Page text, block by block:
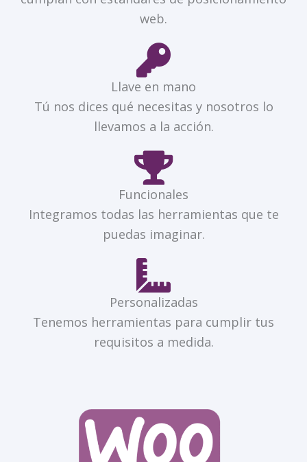
web.
Llave en mano
Tú nos dices qué necesitas y nosotros lo
llevamos a la acción.
Funcionales
Integramos todas las herramientas que te
puedas imaginar.
Personalizadas
Tenemos herramientas para cumplir tus
requisitos a medida.